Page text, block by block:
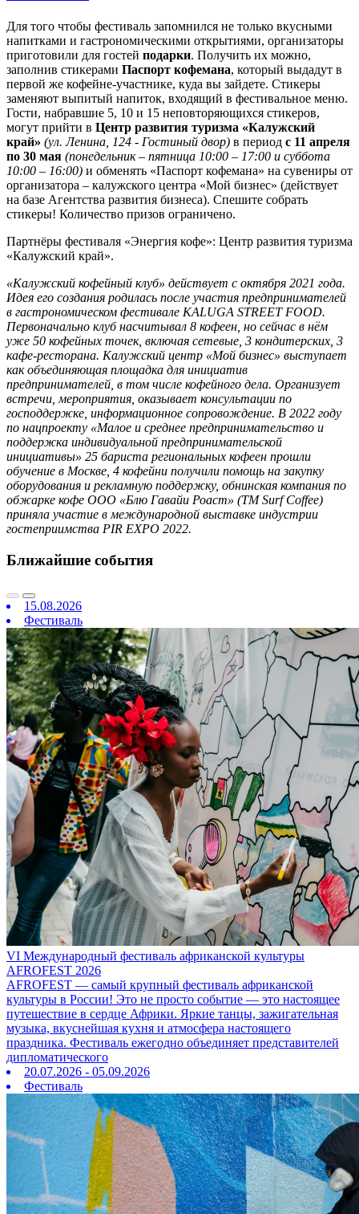
Для того чтобы фестиваль запомнился не только вкусными
напитками и гастрономическими открытиями, организаторы
приготовили для гостей подарки. Получить их можно,
заполнив стикерами Паспорт кофемана, который выдадут в
первой же кофейне-участнике, куда вы зайдете. Стикеры
заменяют выпитый напиток, входящий в фестивальное меню.
Гости, набравшие 5, 10 и 15 неповторяющихся стикеров,
могут прийти в Центр развития туризма «Калужский
край» (ул. Ленина, 124 - Гостиный двор) в период с 11 апреля
по 30 мая (понедельник – пятница 10:00 – 17:00 и суббота
10:00 – 16:00) и обменять «Паспорт кофемана» на сувениры от
организатора – калужского центра «Мой бизнес» (действует
на базе Агентства развития бизнеса). Спешите собрать
стикеры! Количество призов ограничено.
Партнёры фестиваля «Энергия кофе»: Центр развития туризма
«Калужский край».
«Калужский кофейный клуб» действует с октября 2021 года.
Идея его создания родилась после участия предпринимателей
в гастрономическом фестивале KALUGA STREET FOOD.
Первоначально клуб насчитывал 8 кофеен, но сейчас в нём
уже 50 кофейных точек, включая сетевые, 3 кондитерских, 3
кафе-ресторана. Калужский центр «Мой бизнес» выступает
как объединяющая площадка для инициатив
предпринимателей, в том числе кофейного дела. Организует
встречи, мероприятия, оказывает консультации по
господдержке, информационное сопровождение. В 2022 году
по нацпроекту «Малое и среднее предпринимательство и
поддержка индивидуальной предпринимательской
инициативы» 25 бариста региональных кофеен прошли
обучение в Москве, 4 кофейни получили помощь на закупку
оборудования и рекламную поддержку, обнинская компания по
обжарке кофе ООО «Блю Гавайи Роаст» (ТМ Surf Coffee)
приняла участие в международной выставке индустрии
гостеприимства PIR EXPO 2022.
Ближайшие события
15.08.2026
Фестиваль
VI Международный фестиваль африканской культуры
AFROFEST 2026
AFROFEST — самый крупный фестиваль африканской
культуры в России! Это не просто событие — это настоящее
путешествие в сердце Африки. Яркие танцы, зажигательная
музыка, вкуснейшая кухня и атмосфера настоящего
праздника. Фестиваль ежегодно объединяет представителей
дипломатического
20.07.2026 - 05.09.2026
Фестиваль